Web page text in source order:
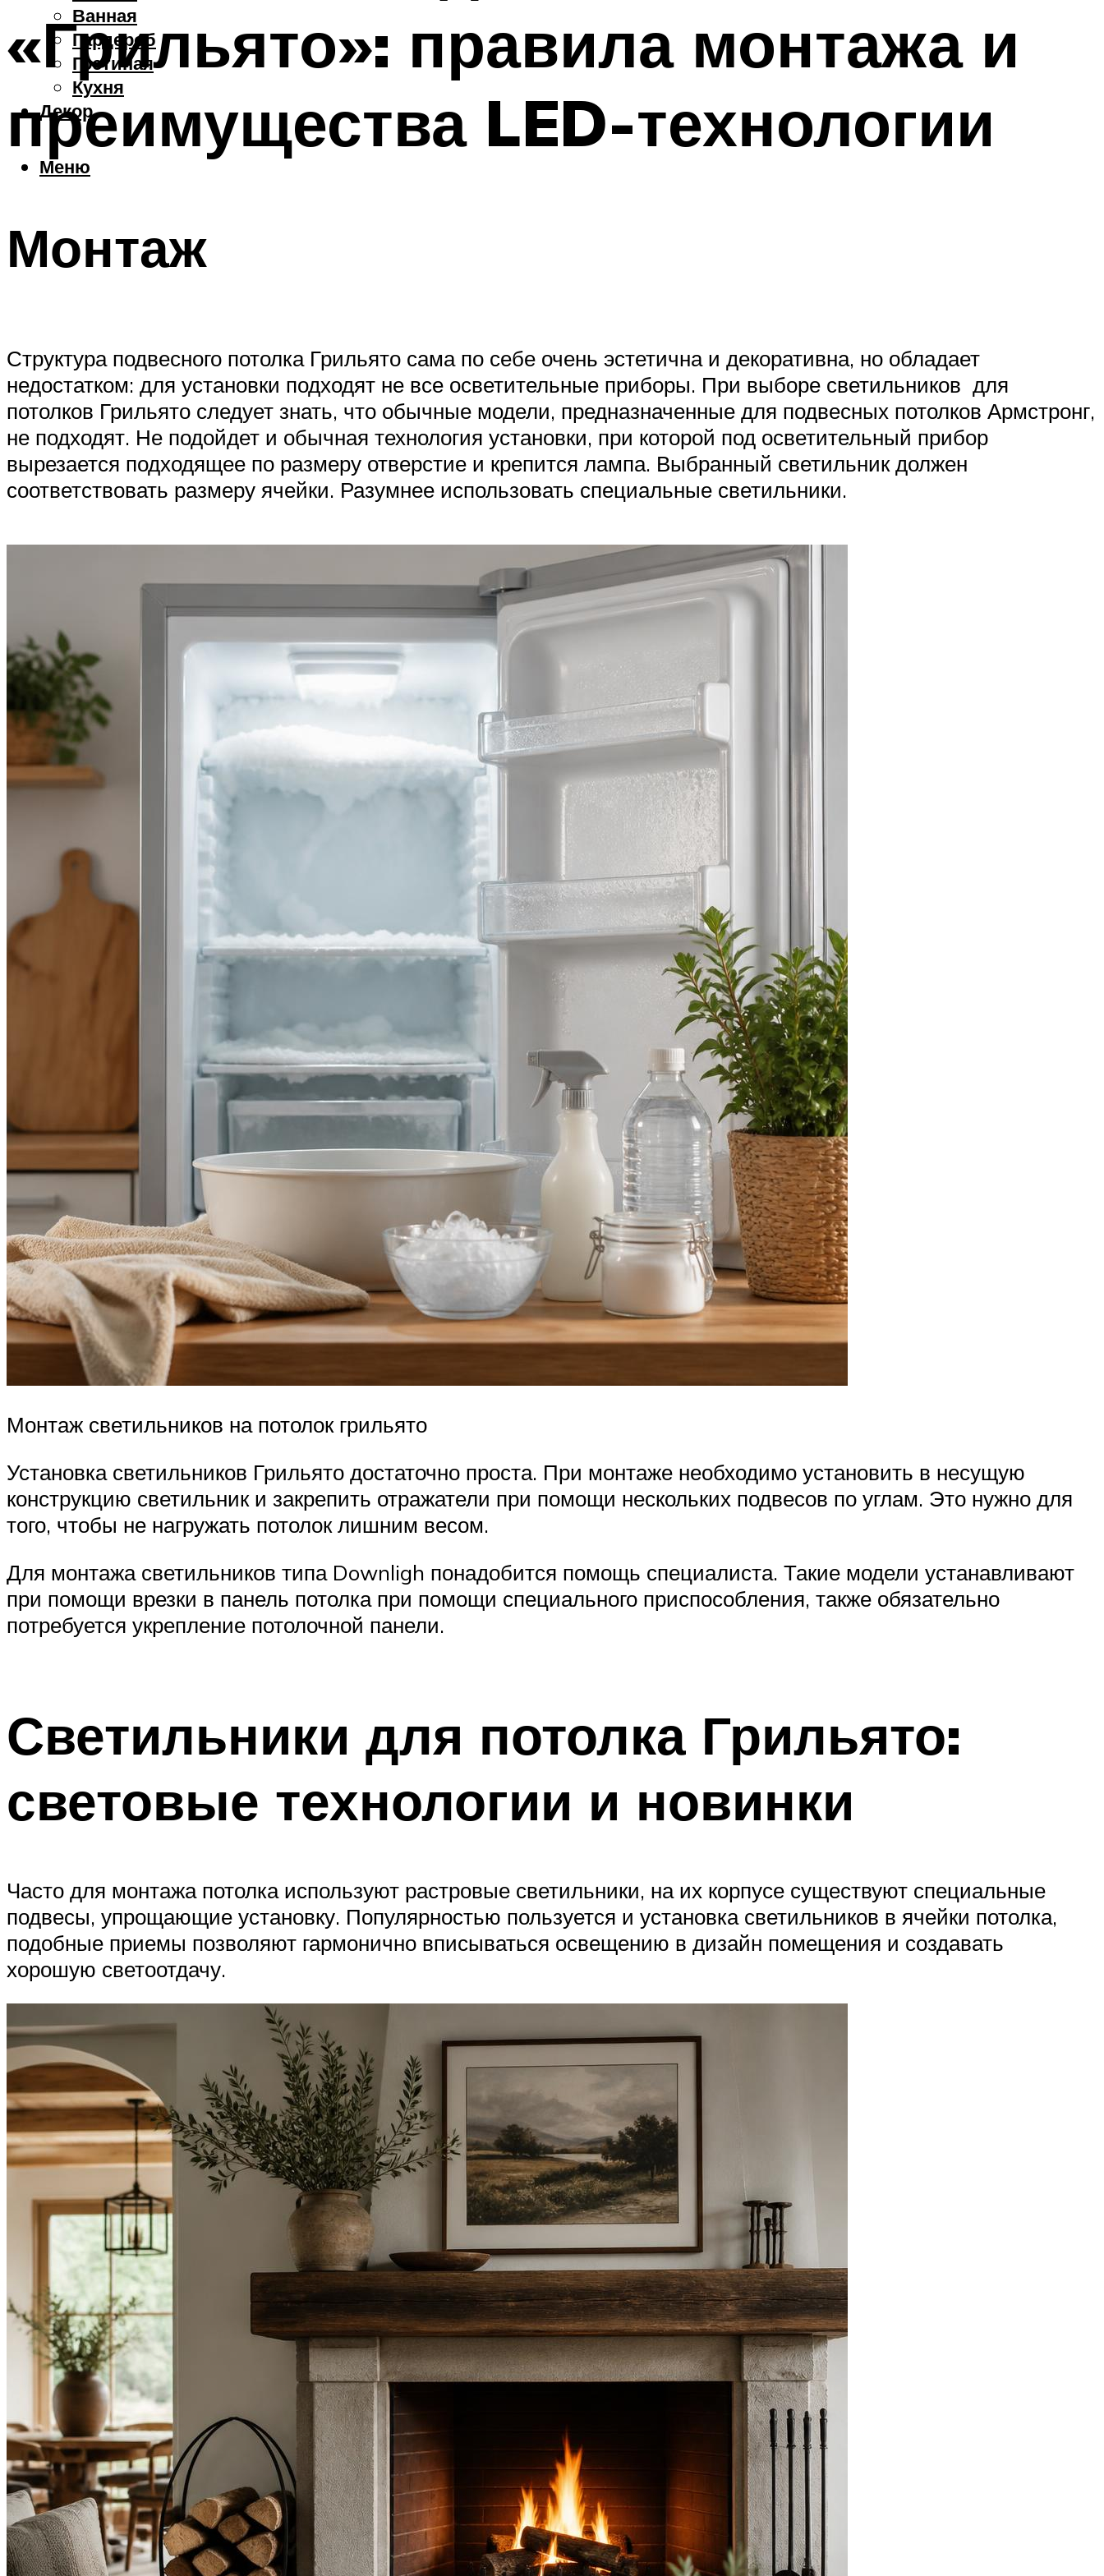
Ванная
Гардероб
Гостиная
Кухня
Декор
Меню
«Грильято»: правила монтажа и
преимущества LED-технологии
Монтаж
Структура подвесного потолка Грильято сама по себе очень эстетична и декоративна, но обладает
недостатком: для установки подходят не все осветительные приборы. При выборе светильников для
потолков Грильято следует знать, что обычные модели, предназначенные для подвесных потолков Армстронг,
не подходят. Не подойдет и обычная технология установки, при которой под осветительный прибор
вырезается подходящее по размеру отверстие и крепится лампа. Выбранный светильник должен
соответствовать размеру ячейки. Разумнее использовать специальные светильники.
Монтаж светильников на потолок грильято
Установка светильников Грильято достаточно проста. При монтаже необходимо установить в несущую
конструкцию светильник и закрепить отражатели при помощи нескольких подвесов по углам. Это нужно для
того, чтобы не нагружать потолок лишним весом.
Для монтажа светильников типа Downligh понадобится помощь специалиста. Такие модели устанавливают
при помощи врезки в панель потолка при помощи специального приспособления, также обязательно
потребуется укрепление потолочной панели.
Светильники для потолка Грильято:
световые технологии и новинки
Часто для монтажа потолка используют растровые светильники, на их корпусе существуют специальные
подвесы, упрощающие установку. Популярностью пользуется и установка светильников в ячейки потолка,
подобные приемы позволяют гармонично вписываться освещению в дизайн помещения и создавать
хорошую светоотдачу.